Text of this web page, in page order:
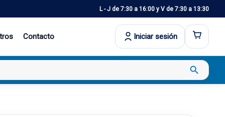
L - J de 7:30 a 16:00 y V de 7:30 a 13:30
Contacto Iniciar sesión
search